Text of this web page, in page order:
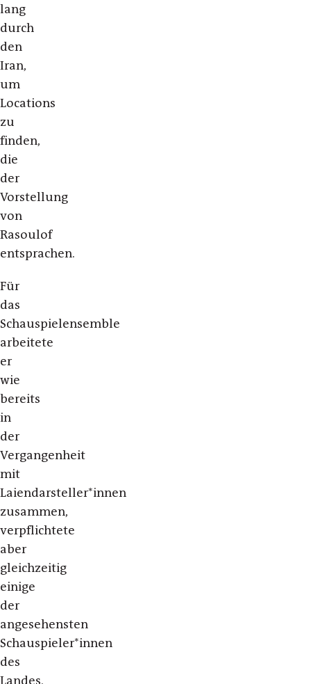
lang
durch
den
Iran,
um
Locations
zu
finden,
die
der
Vorstellung
von
Rasoulof
entsprachen.
Für
das
Schauspielensemble
arbeitete
er
wie
bereits
in
der
Vergangenheit
mit
Laiendarsteller*innen
zusammen,
verpflichtete
aber
gleichzeitig
einige
der
angesehensten
Schauspieler*innen
des